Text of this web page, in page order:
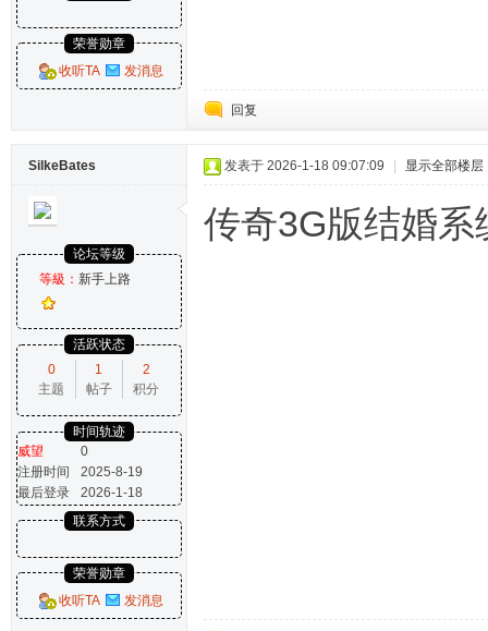
荣誉勋章
收听TA
发消息
回复
SilkeBates
论坛等级
等級： 新手上路
活跃状态
0
主题
1
帖子
2
积分
时间轨迹
威望
0
注册时间
2025-8-19
最后登录
2026-1-18
联系方式
荣誉勋章
收听TA
发消息
发表于 2026-1-18 09:07:09 显示全部楼层
传奇3G版结婚